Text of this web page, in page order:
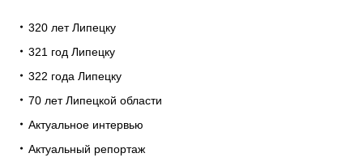
320 лет Липецку
321 год Липецку
322 года Липецку
70 лет Липецкой области
Актуальное интервью
Актуальный репортаж